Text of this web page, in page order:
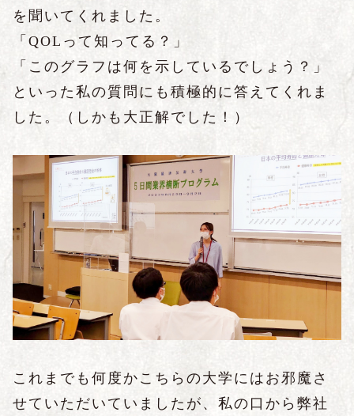
を聞いてくれました。
「QOLって知ってる？」
「このグラフは何を示しているでしょう？」
といった私の質問にも積極的に答えてくれま
した。（しかも大正解でした！）
これまでも何度かこちらの大学にはお邪魔さ
せていただいていましたが、 私の口から 弊社